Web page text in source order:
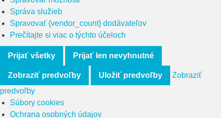
Správa služieb
Spravovať {vendor_count} dodávateľov
Prečítajte si viac o týchto účeloch
Prijať všetky Prijať len nevyhnutné
Zobraziť predvoľby Uložiť predvoľby
Zobraziť
predvoľby
Súbory cookies
Ochrana osobných údajov